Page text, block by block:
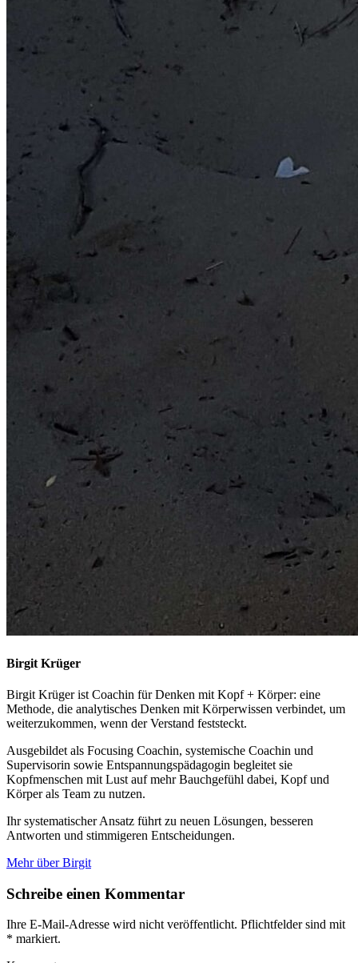
Birgit Krüger
Birgit Krüger ist Coachin für Denken mit Kopf + Körper: eine
Methode, die analytisches Denken mit Körperwissen verbindet, um
weiterzukommen, wenn der Verstand feststeckt.
Ausgebildet als Focusing Coachin, systemische Coachin und
Supervisorin sowie Entspannungspädagogin begleitet sie
Kopfmenschen mit Lust auf mehr Bauchgefühl dabei, Kopf und
Körper als Team zu nutzen.
Ihr systematischer Ansatz führt zu neuen Lösungen, besseren
Antworten und stimmigeren Entscheidungen.
Mehr über Birgit
Schreibe einen Kommentar
Ihre E-Mail-Adresse wird nicht veröffentlicht. Pflichtfelder sind mit
* markiert.